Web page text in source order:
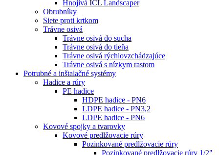
Hnojivá ICL Landscaper
Obrubníky
Siete proti krtkom
Trávne osivá
Trávne osivá do sucha
Trávne osivá do tieňa
Trávne osivá rýchlovzchádzajúce
Trávne osivá s nízkym rastom
Potrubné a inštalačné systémy
Hadice a rúry
PE hadice
HDPE hadice - PN6
LDPE hadice - PN3,2
LDPE hadice - PN6
Kovové spojky a tvarovky
Kovové predlžovacie rúry
Pozinkované predlžovacie rúry
Pozinkované predlžovacie rúry 1/2"